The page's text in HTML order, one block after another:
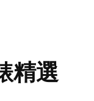
精選